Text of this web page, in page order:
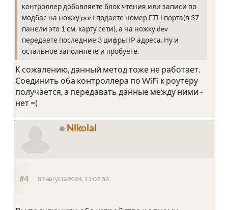
контроллер добавляете блок чтения или записи по
модбас на ножку port подаете номер ETH порта(в 37
панели это 1 см. карту сети), а на ножку dev
передаете последние 3 цифры IP адреса. Ну и
остальное заполняете и пробуете.
К сожалению, данный метод тоже не работает.
Соединить оба контроллера по WiFi к роутеру
получается, а передавать данные между ними -
нет =(
Nikolai
#4 03 августа 2024, 11:02:53